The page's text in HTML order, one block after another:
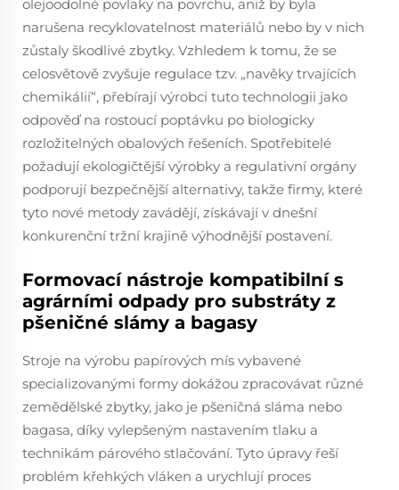
olejoodolné povlaky na povrchu, aniž by byla
narušena recyklovatelnost materiálů nebo by v nich
zůstaly škodlivé zbytky. Vzhledem k tomu, že se
celosvětově zvyšuje regulace tzv. „navěky trvajících
chemikálií“, přebírají výrobci tuto technologii jako
odpověď na rostoucí poptávku po biologicky
rozložitelných obalových řešeních. Spotřebitelé
požadují ekologičtější výrobky a regulativní orgány
podporují bezpečnější alternativy, takže firmy, které
tyto nové metody zavádějí, získávají v dnešní
konkurenční tržní krajině výhodnější postavení.
Formovací nástroje kompatibilní s
agrárními odpady pro substráty z
pšeničné slámy a bagasy
Stroje na výrobu papírových mís vybavené
specializovanými formy dokážou zpracovávat různé
zemědělské zbytky, jako je pšeničná sláma nebo
bagasa, díky vylepšeným nastavením tlaku a
technikám párového stlačování. Tyto úpravy řeší
problém křehkých vláken a urychlují proces